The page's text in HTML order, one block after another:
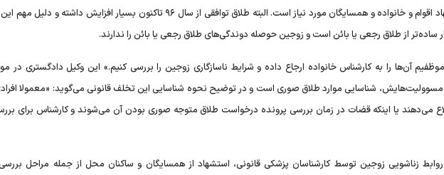
که در این پرونده‌ها هم استشهاد اقوام و خانواده و همسایگان مورد نیاز است. البته طلاق توافقی از سال ۹۶ تاکنون بسیار افزایش
ساده‌تر از طلاق رجعی یا بائن است و زوجین حوصله دوندگی‌های طلاق رجعی یا بائن را ندارند.
آن‌ها را به کارشناس خانواده ارجاع داده و شرایط ناسازگاری زوجین را بررسی کنیم.» این وکیل دادگستری در
شناسایی موارد طلاق صوری است و در توضیح نحوه شناسایی این تخلف قانونی می‌گوید: «معمولا
می‌دهند یا اینکه قضات در زمان بررسی پرونده درخواست طلاق متوجه صوری بودن آن می‌شوند و کارشناس برای
زناشویی زوجین توسط کارشناسان پزشکی قانونی، استشهاد از همسایگان و ساکنان محل از جمله مراحل